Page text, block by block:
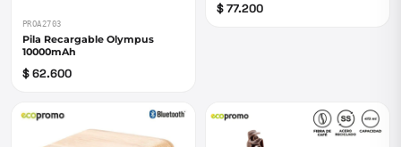
PROA2703
Pila Recargable Olympus
10000mAh
$ 62.600
$ 77.200